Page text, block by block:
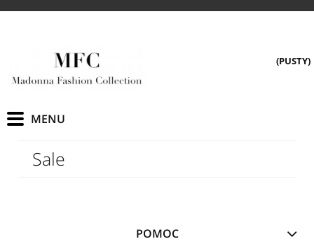
(PUSTY)
Sale
POMOC